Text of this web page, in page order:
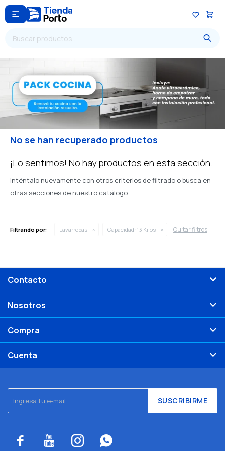

No se han recuperado productos
¡Lo sentimos! No hay productos en esta sección.
Inténtalo nuevamente con otros criterios de filtrado o busca en
otras secciones de nuestro catálogo.
Filtrando por: Lavarropas Capacidad: 13 Kilos Quitar filtros
SUSCRIBIRME
   
Contacto
Nosotros
Compra
Cuenta